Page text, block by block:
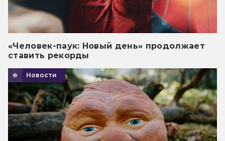
«Человек-паук: Новый день» продолжает
ставить рекорды
Новости